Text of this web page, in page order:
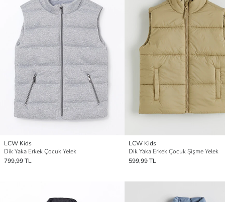
LCW Kids
Dik Yaka Erkek Çocuk Yelek
799,99 TL
LCW Kids
Dik Yaka Erkek Çocuk Şişme Yelek
599,99 TL